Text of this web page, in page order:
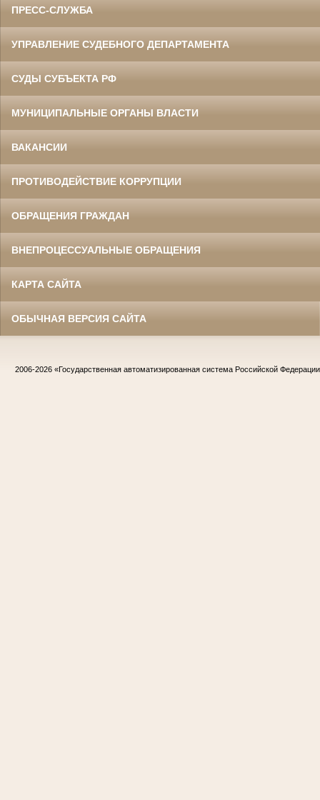
ПРЕСС-СЛУЖБА
УПРАВЛЕНИЕ СУДЕБНОГО ДЕПАРТАМЕНТА
СУДЫ СУБЪЕКТА РФ
МУНИЦИПАЛЬНЫЕ ОРГАНЫ ВЛАСТИ
ВАКАНСИИ
ПРОТИВОДЕЙСТВИЕ КОРРУПЦИИ
ОБРАЩЕНИЯ ГРАЖДАН
ВНЕПРОЦЕССУАЛЬНЫЕ ОБРАЩЕНИЯ
КАРТА САЙТА
ОБЫЧНАЯ ВЕРСИЯ САЙТА
2006-2026 «Государственная автоматизированная система Российской